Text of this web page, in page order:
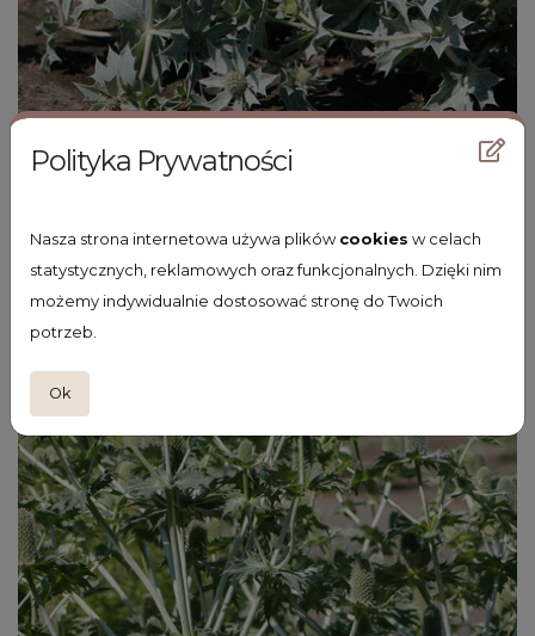
Polityka Prywatności
Nasza strona internetowa używa plikówcookies w celach
statystycznych, reklamowych oraz funkcjonalnych. Dzięki nim
możemy indywidualnie dostosować stronę do Twoich
potrzeb.
Ok
mikołajek nadmorski